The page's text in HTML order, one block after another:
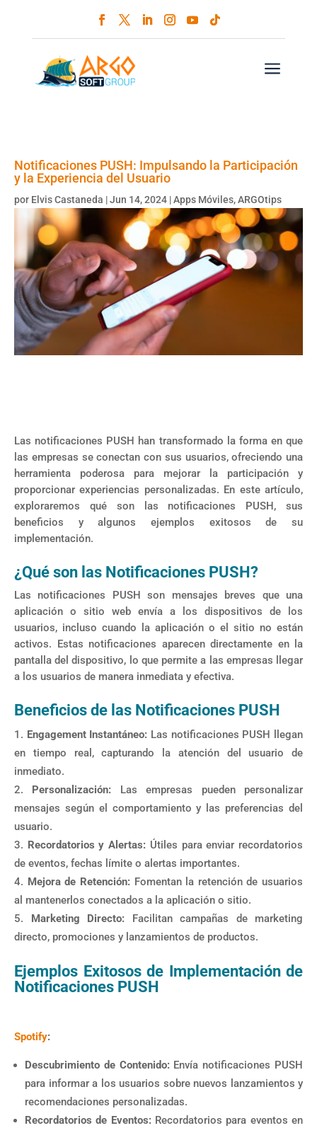
a
Notificaciones PUSH: Impulsando la Participación
y la Experiencia del Usuario
por Elvis Castaneda |Jun 14, 2024 |Apps Móviles,ARGOtips
Las notificaciones PUSH han transformado la forma en que
las empresas se conectan con sus usuarios, ofreciendo una
herramienta poderosa para mejorar la participación y
proporcionar experiencias personalizadas. En este artículo,
exploraremos qué son las notificaciones PUSH, sus
beneficios y algunos ejemplos exitosos de su
implementación.
¿Qué son las Notificaciones PUSH?
Las notificaciones PUSH son mensajes breves que una
aplicación o sitio web envía a los dispositivos de los
usuarios, incluso cuando la aplicación o el sitio no están
activos. Estas notificaciones aparecen directamente en la
pantalla del dispositivo, lo que permite a las empresas llegar
a los usuarios de manera inmediata y efectiva.
Beneficios de las Notificaciones PUSH
Engagement Instantáneo: Las notificaciones PUSH llegan
en tiempo real, capturando la atención del usuario de
inmediato.
Personalización: Las empresas pueden personalizar
mensajes según el comportamiento y las preferencias del
usuario.
Recordatorios y Alertas: Útiles para enviar recordatorios
de eventos, fechas límite o alertas importantes.
Mejora de Retención: Fomentan la retención de usuarios
al mantenerlos conectados a la aplicación o sitio.
Marketing Directo: Facilitan campañas de marketing
directo, promociones y lanzamientos de productos.
Ejemplos Exitosos de Implementación de
Notificaciones PUSH
Spotify:
Descubrimiento de Contenido:Envía notificaciones PUSH
para informar a los usuarios sobre nuevos lanzamientos y
recomendaciones personalizadas.
Recordatorios de Eventos:Recordatorios para eventos en